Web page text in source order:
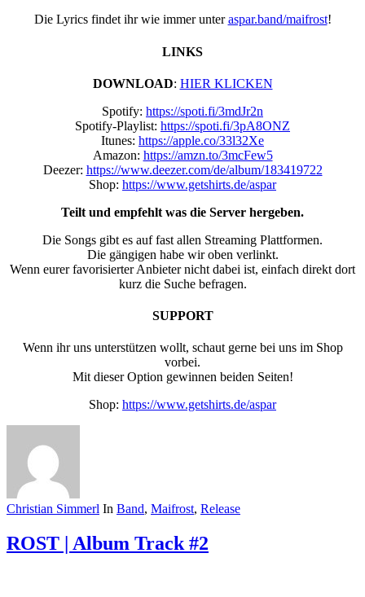
Die Lyrics findet ihr wie immer unteraspar.band/maifrost!
LINKS
DOWNLOAD: HIER KLICKEN
Spotify: https://spoti.fi/3mdJr2n
Spotify-Playlist: https://spoti.fi/3pA8ONZ
Itunes: https://apple.co/33l32Xe
Amazon: https://amzn.to/3mcFew5
Deezer: https://www.deezer.com/de/album/183419722
Shop: https://www.getshirts.de/aspar
Teilt und empfehlt was die Server hergeben.
Die Songs gibt es auf fast allen Streaming Plattformen.
Die gängigen habe wir oben verlinkt.
Wenn eurer favorisierter Anbieter nicht dabei ist, einfach direkt dort
kurz die Suche befragen.
SUPPORT
Wenn ihr uns unterstützen wollt, schaut gerne bei uns im Shop
vorbei.
Mit dieser Option gewinnen beiden Seiten!
Shop: https://www.getshirts.de/aspar
Christian Simmerl In Band, Maifrost, Release
ROST | Album Track #2